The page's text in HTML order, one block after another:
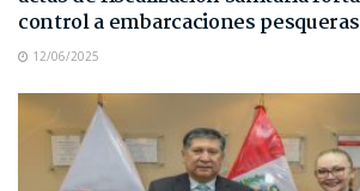
control a embarcaciones pesqueras
12/06/2025